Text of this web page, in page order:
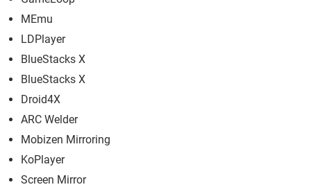
MEmu
LDPlayer
BlueStacks X
BlueStacks X
Droid4X
ARC Welder
Mobizen Mirroring
KoPlayer
Screen Mirror